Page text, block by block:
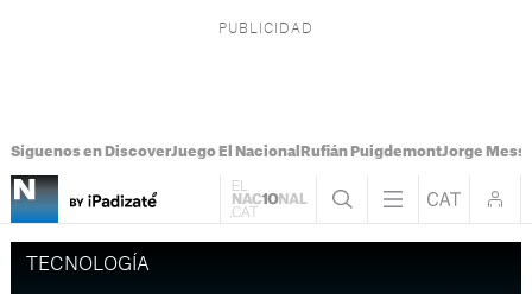
Síguenos en DiscoverJuego El Nacional Rufián PuigdemontJorge Messi
TECNOLOGÍA